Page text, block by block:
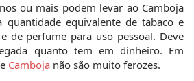
ou mais podem levar ao Camboja
equivalente de tabaco e
de perfume para uso pessoal. Deve
quanto tem em dinheiro. Em
Camboja não são muito ferozes.